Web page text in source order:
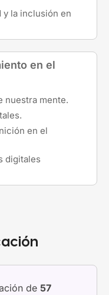
y la inclusión en
en el
nuestra mente.
en el
digitales
de 57